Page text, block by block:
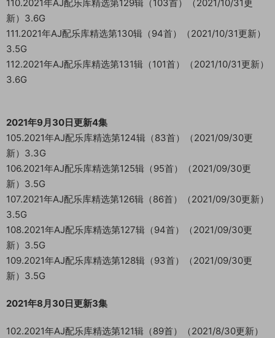
110.2021年AJ配乐库精选第129辑（103首）（2021/10/31更
新）3.6G
111.2021年AJ配乐库精选第130辑（94首）（2021/10/31更新）
3.5G
112.2021年AJ配乐库精选第131辑（101首）（2021/10/31更新）
3.6G
2021年9月30日更新4集
105.2021年AJ配乐库精选第124辑（83首）（2021/09/30更
新）3.3G
106.2021年AJ配乐库精选第125辑（95首）（2021/09/30更
新）3.5G
107.2021年AJ配乐库精选第126辑（86首）（2021/09/30更新）
3.5G
108.2021年AJ配乐库精选第127辑（94首）（2021/09/30更
新）3.5G
109.2021年AJ配乐库精选第128辑（93首）（2021/09/30更
新）3.5G
2021年8月30日更新3集
102.2021年AJ配乐库精选第121辑（89首）（2021/8/30更新）